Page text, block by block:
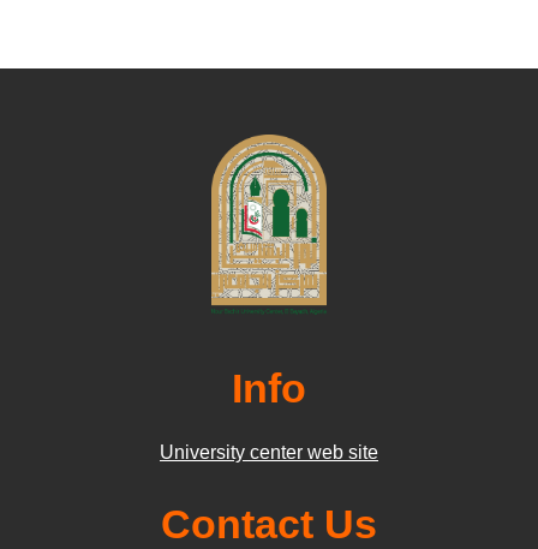
Info
University center web site
Contact Us